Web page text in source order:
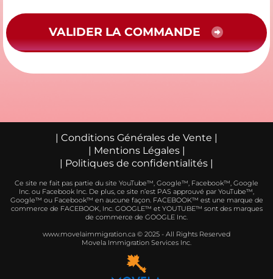
VALIDER LA COMMANDE
| Conditions Générales de Vente |
| Mentions Légales |
| Politiques de confidentialités |
Ce site ne fait pas partie du site YouTube™, Google™, Facebook™, Google
Inc. ou Facebook Inc. De plus, ce site n’est PAS approuvé par YouTube™,
Google™ ou Facebook™ en aucune façon. FACEBOOK™ est une marque de
commerce de FACEBOOK, Inc. GOOGLE™ et YOUTUBE™ sont des marques
de commerce de GOOGLE Inc.
www.movelaimmigration.ca © 2025 - All Rights Reserved
Movela Immigration Services Inc.